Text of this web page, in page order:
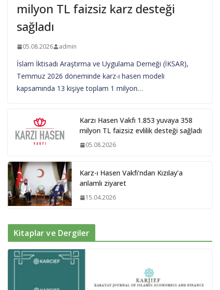
milyon TL faizsiz karz desteği
sağladı
05.08.2026 admin
İslam İktisadı Araştırma ve Uygulama Derneği (İKSAR),
Temmuz 2026 döneminde karz-ı hasen modeli
kapsamında 13 kişiye toplam 1 milyon…
Karzı Hasen Vakfı 1.853 yuvaya 358
milyon TL faizsiz evlilik desteği sağladı
05.08.2026
Karz-ı Hasen Vakfı’ndan Kızılay’a
anlamlı ziyaret
15.04.2026
Kitaplar ve Dergiler